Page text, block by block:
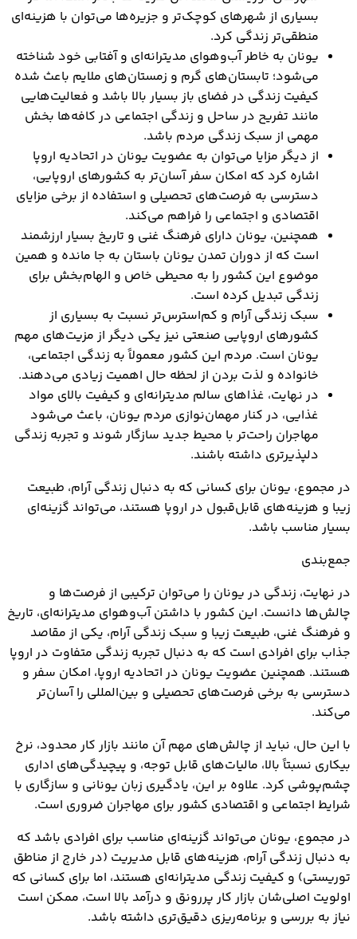
بسیاری از شهرهای کوچک‌تر و جزیره‌ها می‌توان با هزینه‌ای
منطقی‌تر زندگی کرد.
یونان به خاطر آب‌وهوای مدیترانه‌ای و آفتابی خود شناخته
می‌شود؛ تابستان‌های گرم و زمستان‌های ملایم باعث شده
کیفیت زندگی در فضای باز بسیار بالا باشد و فعالیت‌هایی
مانند تفریح در ساحل و زندگی اجتماعی در کافه‌ها بخش
مهمی از سبک زندگی مردم باشد.
از دیگر مزایا می‌توان به عضویت یونان در اتحادیه اروپا
اشاره کرد که امکان سفر آسان‌تر به کشورهای اروپایی،
دسترسی به فرصت‌های تحصیلی و استفاده از برخی مزایای
اقتصادی و اجتماعی را فراهم می‌کند.
همچنین، یونان دارای فرهنگ غنی و تاریخ بسیار ارزشمند
است که از دوران تمدن یونان باستان به جا مانده و همین
موضوع این کشور را به محیطی خاص و الهام‌بخش برای
زندگی تبدیل کرده است.
سبک زندگی آرام و کم‌استرس‌تر نسبت به بسیاری از
کشورهای اروپایی صنعتی نیز یکی دیگر از مزیت‌های مهم
یونان است. مردم این کشور معمولاً به زندگی اجتماعی،
خانواده و لذت بردن از لحظه حال اهمیت زیادی می‌دهند.
در نهایت، غذاهای سالم مدیترانه‌ای و کیفیت بالای مواد
غذایی، در کنار مهمان‌نوازی مردم یونان، باعث می‌شود
مهاجران راحت‌تر با محیط جدید سازگار شوند و تجربه زندگی
دلپذیرتری داشته باشند.
در مجموع، یونان برای کسانی که به دنبال زندگی آرام، طبیعت
زیبا و هزینه‌های قابل‌قبول در اروپا هستند، می‌تواند گزینه‌ای
بسیار مناسب باشد.
جمع‌بندی
در نهایت، زندگی در یونان را می‌توان ترکیبی از فرصت‌ها و
چالش‌ها دانست. این کشور با داشتن آب‌وهوای مدیترانه‌ای، تاریخ
و فرهنگ غنی، طبیعت زیبا و سبک زندگی آرام، یکی از مقاصد
جذاب برای افرادی است که به دنبال تجربه زندگی متفاوت در اروپا
هستند. همچنین عضویت یونان در اتحادیه اروپا، امکان سفر و
دسترسی به برخی فرصت‌های تحصیلی و بین‌المللی را آسان‌تر
می‌کند.
با این حال، نباید از چالش‌های مهم آن مانند بازار کار محدود، نرخ
بیکاری نسبتاً بالا، مالیات‌های قابل توجه، و پیچیدگی‌های اداری
چشم‌پوشی کرد. علاوه بر این، یادگیری زبان یونانی و سازگاری با
شرایط اجتماعی و اقتصادی کشور برای مهاجران ضروری است.
در مجموع، یونان می‌تواند گزینه‌ای مناسب برای افرادی باشد که
به دنبال زندگی آرام، هزینه‌های قابل مدیریت (در خارج از مناطق
توریستی) و کیفیت زندگی مدیترانه‌ای هستند، اما برای کسانی که
اولویت اصلی‌شان بازار کار پررونق و درآمد بالا است، ممکن است
نیاز به بررسی و برنامه‌ریزی دقیق‌تری داشته باشد.